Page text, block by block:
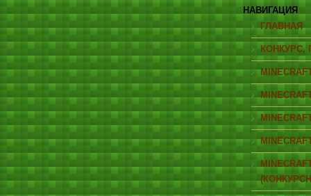
НАВИГАЦИЯ
ГЛАВНАЯ
КОНКУРС,